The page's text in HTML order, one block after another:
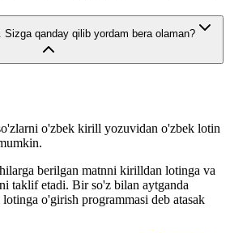
qanday qilib yordam bera olaman?
o'zbek kirill yozuvidan o'zbek lotin
berilgan matnni kirilldan lotinga va
taklif etadi. Bir so'z bilan aytganda
o'girish programmasi deb atasak